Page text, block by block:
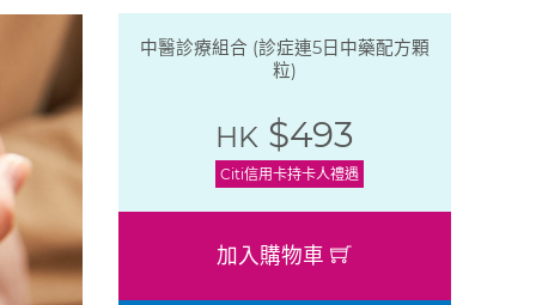
中醫診療組合 (診症連5日中藥配方顆
粒)
HK $493
Citi信用卡持卡人禮遇
加入購物車